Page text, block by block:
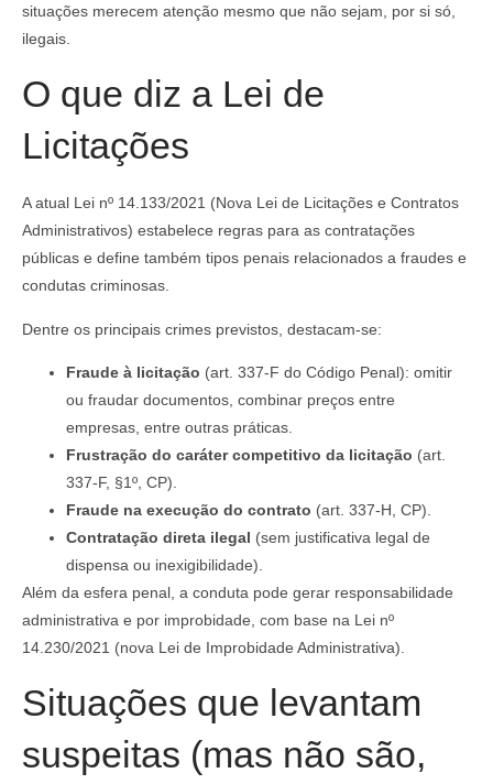
situações merecem atenção mesmo que não sejam, por si só,
ilegais.
O que diz a Lei de
Licitações
A atual Lei nº 14.133/2021 (Nova Lei de Licitações e Contratos
Administrativos) estabelece regras para as contratações
públicas e define também tipos penais relacionados a fraudes e
condutas criminosas.
Dentre os principais crimes previstos, destacam-se:
Fraude à licitação (art. 337-F do Código Penal): omitir
ou fraudar documentos, combinar preços entre
empresas, entre outras práticas.
Frustração do caráter competitivo da licitação (art.
337-F, §1º, CP).
Fraude na execução do contrato (art. 337-H, CP).
Contratação direta ilegal (sem justificativa legal de
dispensa ou inexigibilidade).
Além da esfera penal, a conduta pode gerar responsabilidade
administrativa e por improbidade, com base na Lei nº
14.230/2021 (nova Lei de Improbidade Administrativa).
Situações que levantam
suspeitas (mas não são,